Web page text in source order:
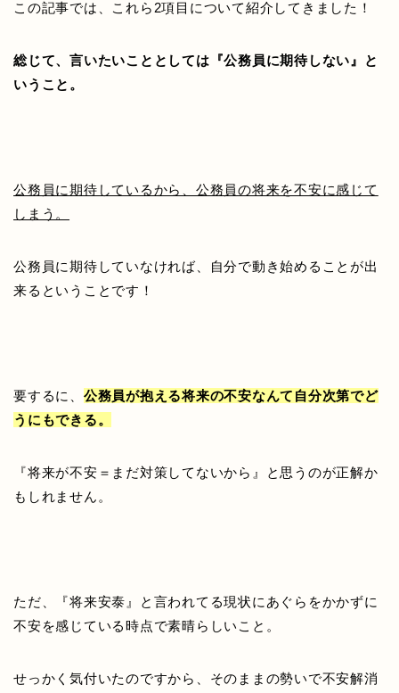
この記事では、これら2項目について紹介してきました！
総じて、言いたいこととしては『公務員に期待しない』と
いうこと。
公務員に期待しているから、公務員の将来を不安に感じて
しまう。
公務員に期待していなければ、自分で動き始めることが出
来るということです！
要するに、 公務員が抱える将来の不安なんて自分次第でど
うにもできる。
『将来が不安＝まだ対策してないから』と思うのが正解か
もしれません。
ただ、『将来安泰』と言われてる現状にあぐらをかかずに
不安を感じている時点で素晴らしいこと。
せっかく気付いたのですから、そのままの勢いで不安解消